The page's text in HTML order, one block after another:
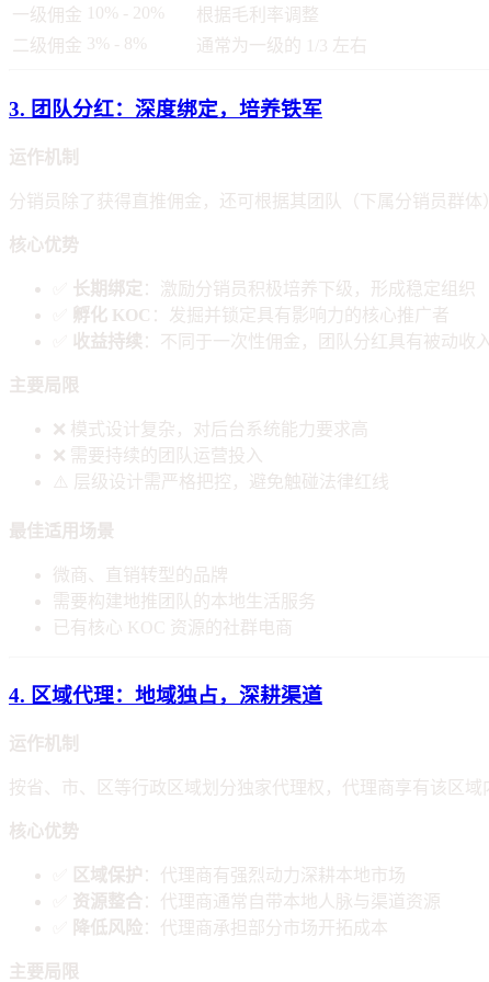
一级佣金 10% - 20%
根据毛利率调整
二级佣金 3% - 8% 通常为一级的 1/3 左右
3. 团队分红：深度绑定，培养铁军
运作机制
分销员除了获得直推佣金，还可根据其团队（下属分销员群
核心优势
长期绑定 ：激励分销员积极培养下级，形成稳定组织
孵化 KOC ：发掘并锁定具有影响力的核心推广者
收益持续 ：不同于一次性佣金，团队分红具有被动收
主要局限
❌ 模式设计复杂，对后台系统能力要求高
❌ 需要持续的团队运营投入
⚠️ 层级设计需严格把控，避免触碰法律红线
最佳适用场景
微商、直销转型的品牌
需要构建地推团队的本地生活服务
已有核心 KOC 资源的社群电商
4. 区域代理：地域独占，深耕渠道
运作机制
按省、市、区等行政区域划分独家代理权，代理商享有该区域
核心优势
区域保护 ：代理商有强烈动力深耕本地市场
资源整合 ：代理商通常自带本地人脉与渠道资源
降低风险：代理商承担部分市场开拓成本
主要局限